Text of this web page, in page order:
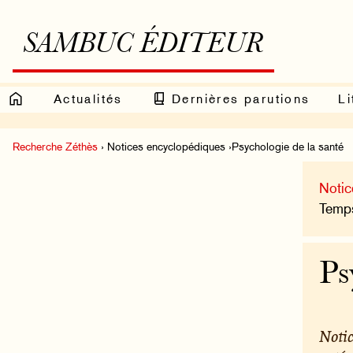
SAMBUC ÉDITEUR
Actualités Dernières parutions
Recherche Zéthès › Notices encyclopédiques ›Psychologie de la santé